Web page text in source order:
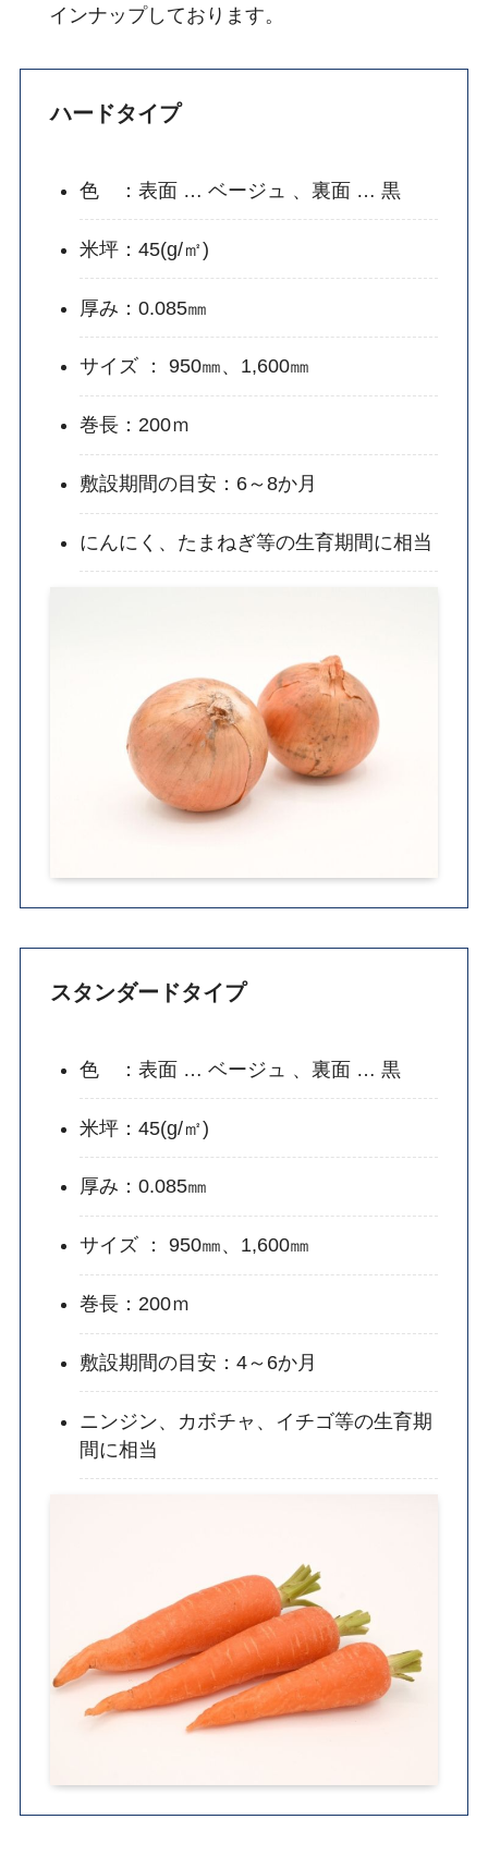
インナップしております。
ハードタイプ
色 ：表面 … ベージュ 、裏面 … 黒
米坪：45(g/㎡)
厚み：0.085㎜
サイズ ： 950㎜、1,600㎜
巻長：200ｍ
敷設期間の目安：6～8か月
にんにく、たまねぎ等の生育期間に相当
スタンダードタイプ
色 ：表面 … ベージュ 、裏面 … 黒
米坪：45(g/㎡)
厚み：0.085㎜
サイズ ： 950㎜、1,600㎜
巻長：200ｍ
敷設期間の目安：4～6か月
ニンジン、カボチャ、イチゴ等の生育期
間に相当